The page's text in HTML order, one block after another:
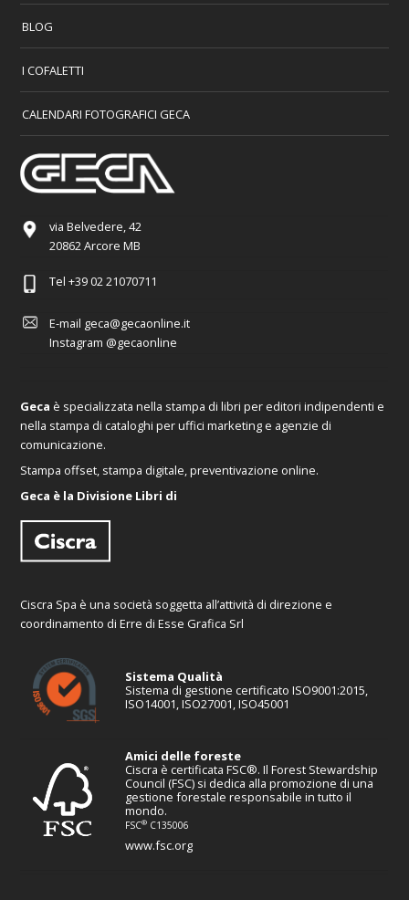
BLOG
I COFALETTI
CALENDARI FOTOGRAFICI GECA
via Belvedere, 42
20862 Arcore MB
Tel +39 02 21070711
E-mail geca@gecaonline.it
Instagram @gecaonline
Geca è specializzata nella stampa di libri per editori indipendenti e
nella stampa di cataloghi per uffici marketing e agenzie di
comunicazione.
Stampa offset, stampa digitale, preventivazione online.
Geca è la Divisione Libri di
Ciscra Spa è una società soggetta all’attività di direzione e
coordinamento di Erre di Esse Grafica Srl
Sistema Qualità
Sistema di gestione certificato ISO9001:2015,
ISO14001, ISO27001, ISO45001
Amici delle foreste
Ciscra è certificata FSC®. Il Forest Stewardship
Council (FSC) si dedica alla promozione di una
gestione forestale responsabile in tutto il
mondo.
FSC® C135006
www.fsc.org